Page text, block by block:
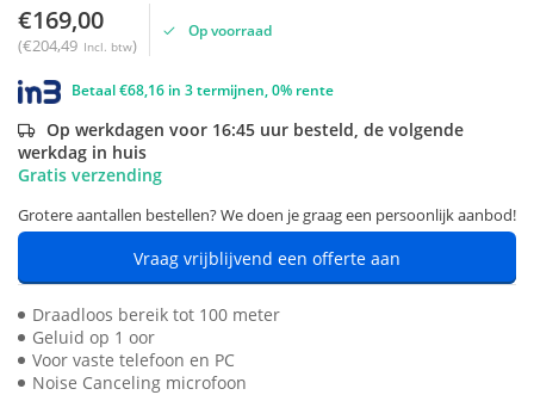
€169,00
(€204,49 Incl. btw)
Op voorraad
Betaal €68,16 in 3 termijnen, 0% rente
Op werkdagen voor 16:45 uur besteld, de volgende
werkdag in huis
Gratis verzending
Grotere aantallen bestellen? We doen je graag een persoonlijk aanbod!
Vraag vrijblijvend een offerte aan
Draadloos bereik tot 100 meter
Geluid op 1 oor
Voor vaste telefoon en PC
Noise Canceling microfoon